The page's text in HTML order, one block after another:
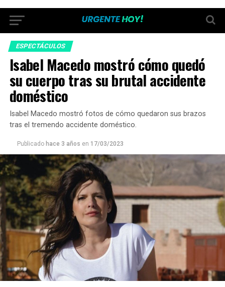
ESPECTÁCULOS
Isabel Macedo mostró cómo quedó
su cuerpo tras su brutal accidente
doméstico
Isabel Macedo mostró fotos de cómo quedaron sus brazos
tras el tremendo accidente doméstico.
Publicado hace 3 años en 17/03/2023